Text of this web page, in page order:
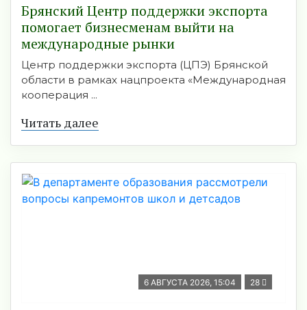
Брянский Центр поддержки экспорта
помогает бизнесменам выйти на
международные рынки
Центр поддержки экспорта (ЦПЭ) Брянской
области в рамках нацпроекта «Международная
кооперация ...
Читать далее
6 АВГУСТА 2026, 15:04 28